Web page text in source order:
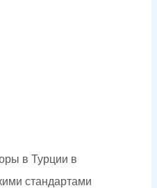
в Турции в
стандартами